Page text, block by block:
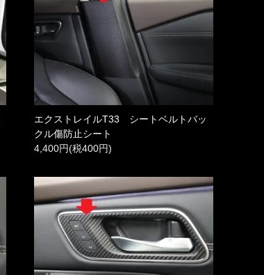
エクストレイルT33 シートベルトバッ
クル傷防止シート
4,400円(税400円)